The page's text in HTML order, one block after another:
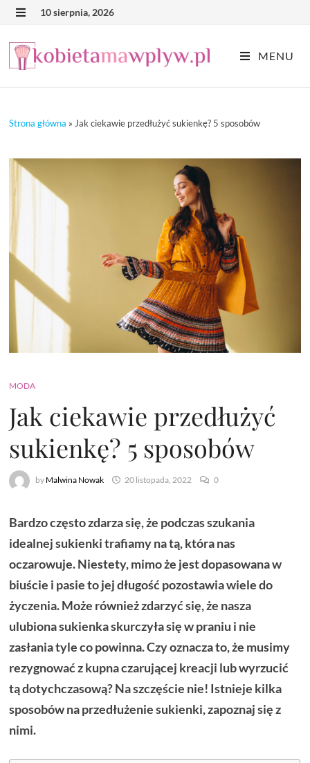
Skip
content
10 sierpnia, 2026
MENU
Strona główna » Jak ciekawie przedłużyć sukienkę? 5 sposobów
MODA
Jak ciekawie przedłużyć
sukienkę? 5 sposobów
by Malwina Nowak 20 listopada, 2022 0
Bardzo często zdarza się, że podczas szukania
idealnej sukienki trafiamy na tą, która nas
oczarowuje. Niestety, mimo że jest dopasowana w
biuście i pasie to jej długość pozostawia wiele do
życzenia. Może również zdarzyć się, że nasza
ulubiona sukienka skurczyła się w praniu i nie
zasłania tyle co powinna. Czy oznacza to, że musimy
rezygnować z kupna czarującej kreacji lub wyrzucić
tą dotychczasową? Na szczęście nie! Istnieje kilka
sposobów na przedłużenie sukienki, zapoznaj się z
nimi.